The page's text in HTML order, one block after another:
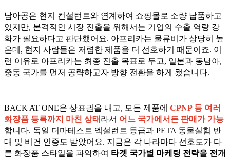
남아공은 현지 컨설턴트와 연계하여 쇼핑몰로 소량 납품하고
있지만, 본격적인 시장 진출을 위해서는 기업의 수출 역량 강
화가 필요하다고 판단했어요. 아프리카는 물류비가 상당히 높
은데, 현지 사람들은 저렴한 제품을 더 선호하기 때문이죠. 이
런 이유로 아프리카는 최종 진출 목표로 두고, 일본과 동남아,
중동 국가를 먼저 공략하고자 방향 전환을 하게 됐습니다.
BACK AT ONE은 상표권을 내고, 모든 제품에 CPNP 등 여러
화장품 등록까지 마친 상태 라서 어느 국가에서든 판매가 가능
합니다. 독일 더마테스트 엑설런트 등급과 PETA 동물실험 반
대 및 비건 인증도 받았어요. 지금은 각 나라마다 선호도가 다
른 화장품 스타일을 파악하여 타겟 국가별 마케팅 전략을 전개